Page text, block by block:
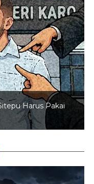
Harus Pakai